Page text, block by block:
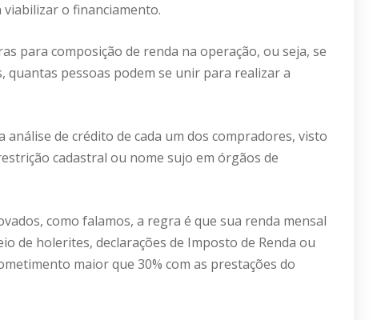
o financiamento.
para composição de renda na operação, ou seja, se
quantas pessoas podem se unir para realizar a
de crédito de cada um dos compradores, visto
cadastral ou nome sujo em órgãos de
como falamos, a regra é que sua renda mensal
de holerites, declarações de Imposto de Renda ou
maior que 30% com as prestações do